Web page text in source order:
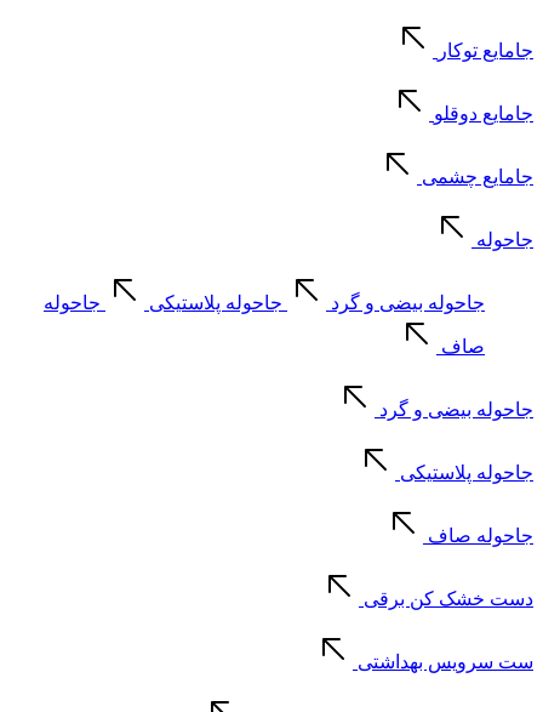
جامایع توکار
جامایع دوقلو
جامایع چشمی
جاحوله
جاحوله بیضی و گرد جاحوله پلاستیکی جاحوله
صاف
جاحوله بیضی و گرد
جاحوله پلاستیکی
جاحوله صاف
دست خشک کن برقی
ست سرویس بهداشتی